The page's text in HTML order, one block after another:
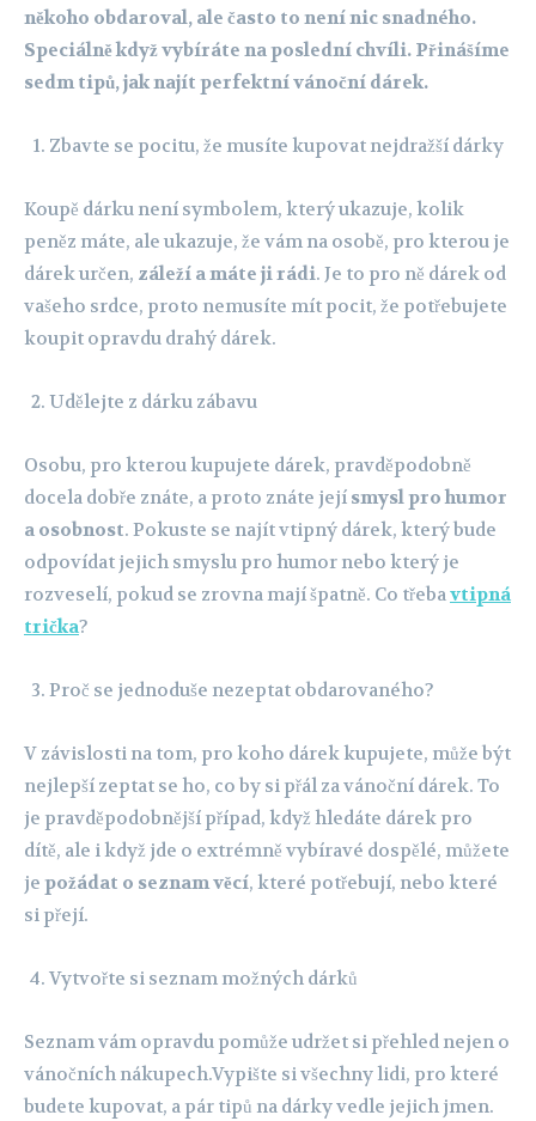
někoho obdaroval, ale často to není nic snadného.
Speciálně když vybíráte na poslední chvíli. Přinášíme
sedm tipů, jak najít perfektní vánoční dárek.
Zbavte se pocitu, že musíte kupovat nejdražší dárky
Koupě dárku není symbolem, který ukazuje, kolik
peněz máte, ale ukazuje, že vám na osobě, pro kterou je
dárek určen, záleží a máte ji rádi. Je to pro ně dárek od
vašeho srdce, proto nemusíte mít pocit, že potřebujete
koupit opravdu drahý dárek.
Udělejte z dárku zábavu
Osobu, pro kterou kupujete dárek, pravděpodobně
docela dobře znáte, a proto znáte její smysl pro humor
a osobnost. Pokuste se najít vtipný dárek, který bude
odpovídat jejich smyslu pro humor nebo který je
rozveselí, pokud se zrovna mají špatně. Co třebavtipná
trička?
Proč se jednoduše nezeptat obdarovaného?
V závislosti na tom, pro koho dárek kupujete, může být
nejlepší zeptat se ho, co by si přál za vánoční dárek. To
je pravděpodobnější případ, když hledáte dárek pro
dítě, ale i když jde o extrémně vybíravé dospělé, můžete
je požádat o seznam věcí, které potřebují, nebo které
si přejí.
Vytvořte si seznam možných dárků
Seznam vám opravdu pomůže udržet si přehled nejen o
vánočních nákupech.Vypište si všechny lidi, pro které
budete kupovat, a pár tipů na dárky vedle jejich jmen.